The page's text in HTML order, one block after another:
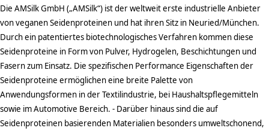
Die AMSilk GmbH („AMSilk“) ist der weltweit erste industrielle Anbieter
von veganen Seidenproteinen und hat ihren Sitz in Neuried/München.
Durch ein patentiertes biotechnologisches Verfahren kommen diese
Seidenproteine in Form von Pulver, Hydrogelen, Beschichtungen und
Fasern zum Einsatz. Die spezifischen Performance Eigenschaften der
Seidenproteine ermöglichen eine breite Palette von
Anwendungsformen in der Textilindustrie, bei Haushaltspflegemitteln
sowie im Automotive Bereich. - Darüber hinaus sind die auf
Seidenproteinen basierenden Materialien besonders umweltschonend,